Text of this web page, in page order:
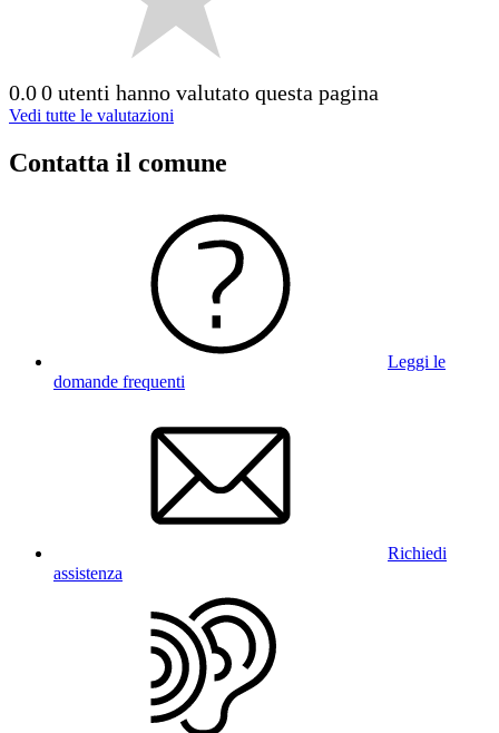
0.00 utenti hanno valutato questa pagina
Vedi tutte le valutazioni
Contatta il comune
Leggi le
domande frequenti
Richiedi
assistenza